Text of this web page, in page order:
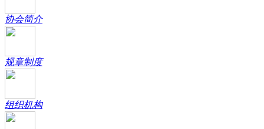
协会简介
规章制度
组织机构